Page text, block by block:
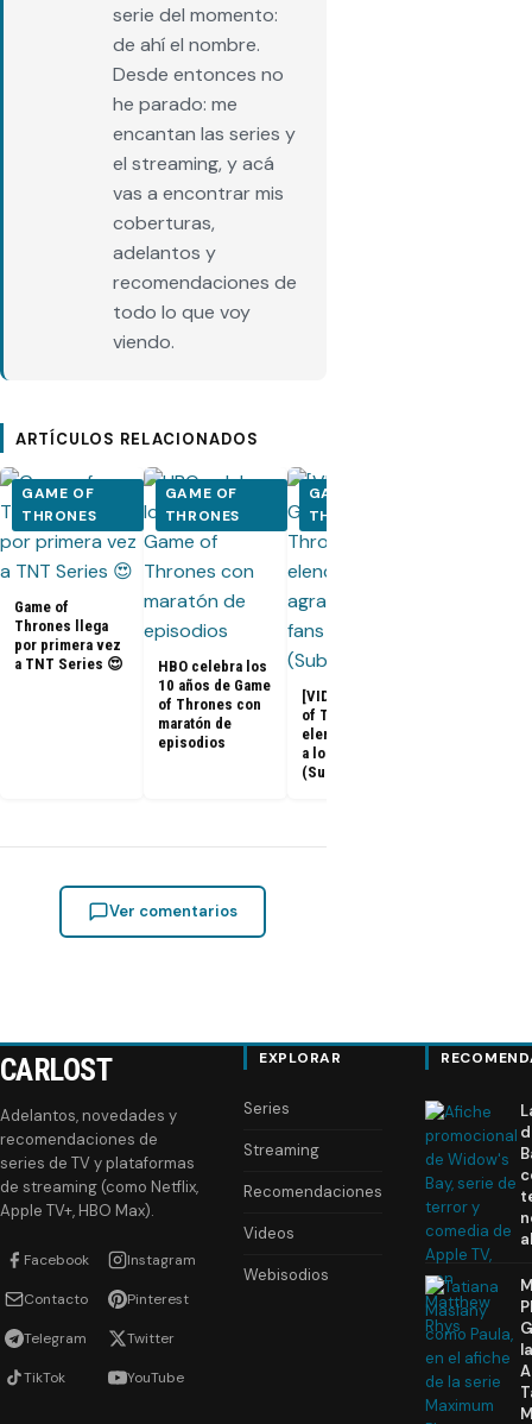
serie del momento:
de ahí el nombre.
Desde entonces no
he parado: me
encantan las series y
el streaming, y acá
vas a encontrar mis
coberturas,
adelantos y
recomendaciones de
todo lo que voy
viendo.
ARTÍCULOS RELACIONADOS
GAME OF
THRONES
Game of
Thrones llega
por primera vez
a TNT Series 😍
GAME OF
THRONES
HBO celebra los
10 años de Game
of Thrones con
maratón de
episodios
GAME OF
THRONES
[VIDEOS] Game
of Thrones: El
elenco agradece
a los fans
(Subtitulado)
Ver comentarios
CARLOST
Adelantos, novedades y
recomendaciones de
series de TV y plataformas
de streaming (como Netflix,
Apple TV+, HBO Max).
Facebook Instagram
Contacto Pinterest
Telegram Twitter
TikTok YouTube
EXPLORAR
Series
Streaming
Recomendaciones
Videos
Webisodios